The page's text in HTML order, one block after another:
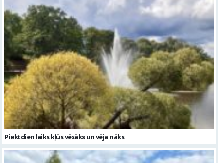
Piektdien laiks kļūs vēsāks un vējaināks